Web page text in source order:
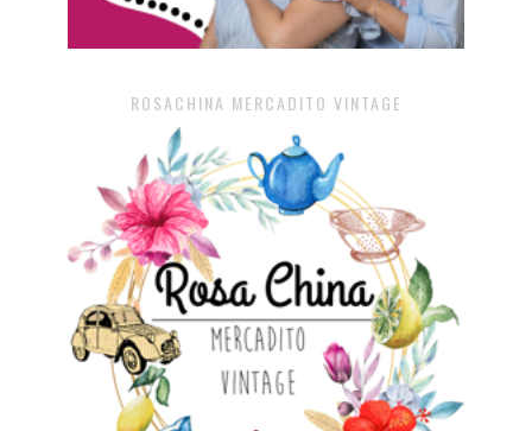
ROSACHINA MERCADITO VINTAGE